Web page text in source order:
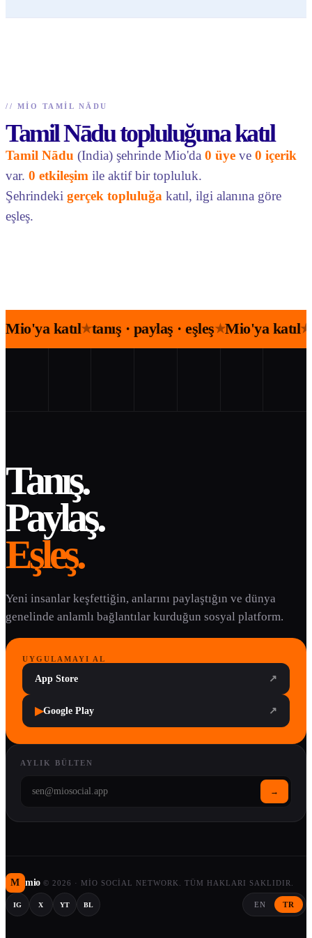
// MIO TAMIL NĀDU
Tamil Nādu topluluğuna katıl
Tamil Nādu (India) şehrinde Mio'da 0 üye ve 0 içerik
var. 0 etkileşim ile aktif bir topluluk.
Şehrindeki gerçek topluluğa katıl, ilgi alanına göre
eşleş.
Mio'ya katıl★tanış · paylaş · eşleş★Mio'ya katıl★
Tanış.
Paylaş.
Eşleş.
Yeni insanlar keşfettiğin, anlarını paylaştığın ve dünya
genelinde anlamlı bağlantılar kurduğun sosyal platform.
UYGULAMAYI AL
App Store ↗
▶Google Play ↗
AYLIK BÜLTEN
→
M mio © 2026 · MIO SOCIAL NETWORK. TÜM HAKLARI SAKLIDIR.
IG X YT BL EN TR